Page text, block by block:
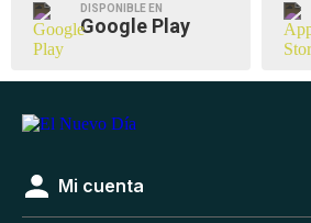
DISPONIBLE EN
Google Play
Mi cuenta